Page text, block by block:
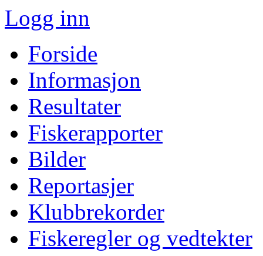
Logg inn
Forside
Informasjon
Resultater
Fiskerapporter
Bilder
Reportasjer
Klubbrekorder
Fiskeregler og vedtekter